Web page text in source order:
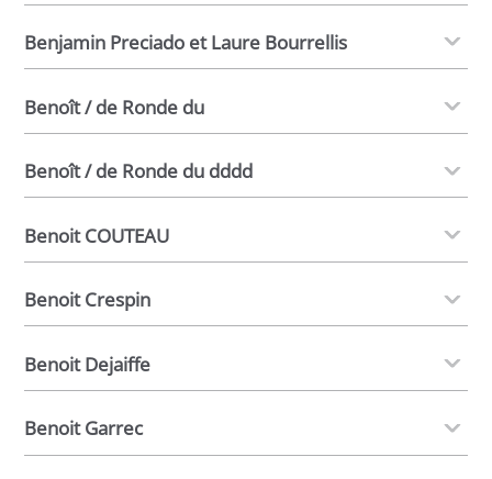
Benjamin Preciado et Laure Bourrellis
Benoît / de Ronde du
Benoît / de Ronde du dddd
Benoit COUTEAU
Benoit Crespin
Benoit Dejaiffe
Benoit Garrec